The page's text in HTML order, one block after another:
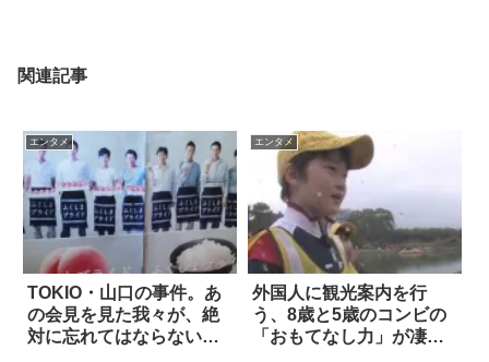
関連記事
エンタメ
TOKIO・山口の事件。あ
の会見を見た我々が、絶
対に忘れてはならない『3
エンタメ
外国人に観光案内を行
う、8歳と5歳のコンビの
「おもてなし力」が凄す